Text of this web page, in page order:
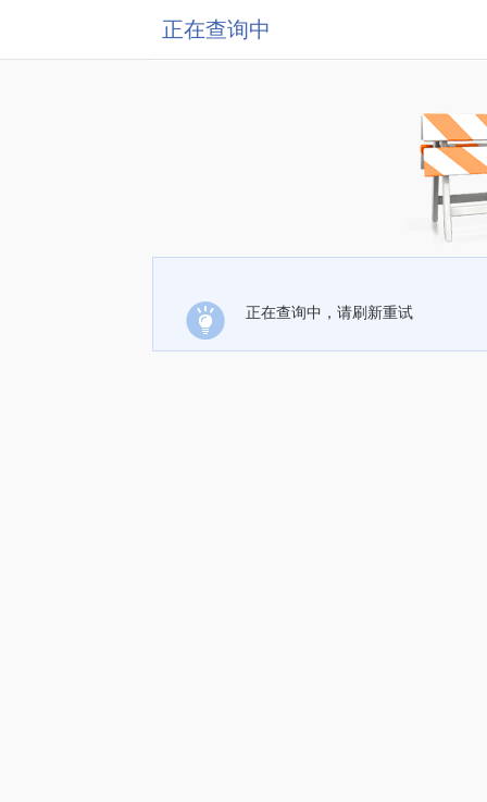
正在查询中
正在查询中，请刷新重试